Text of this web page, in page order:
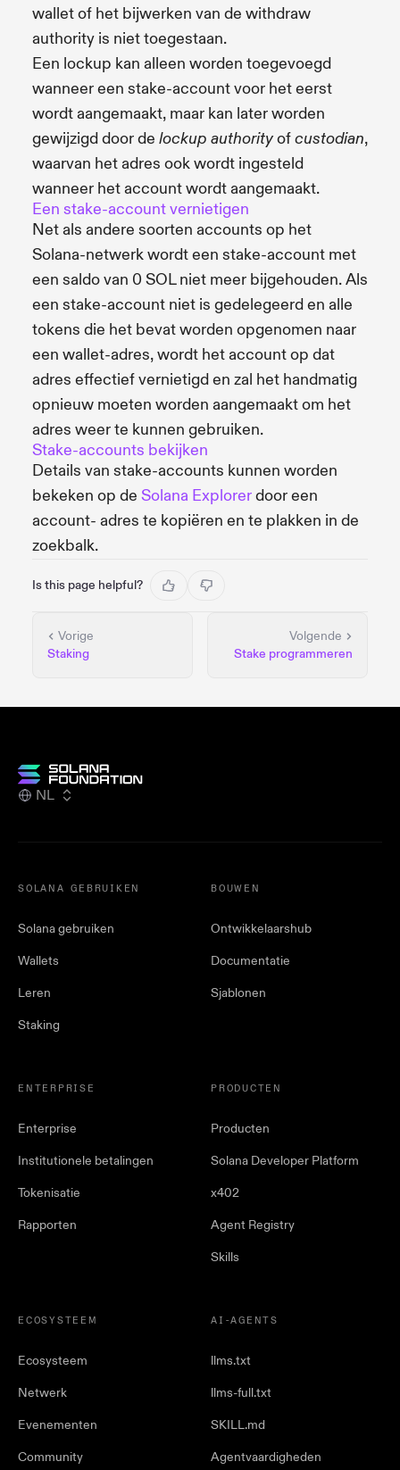
wallet of het bijwerken van de withdraw
authority is niet toegestaan.
Een lockup kan alleen worden toegevoegd
wanneer een stake-account voor het eerst
wordt aangemaakt, maar kan later worden
gewijzigd door de lockup authorityof custodian,
waarvan het adres ook wordt ingesteld
wanneer het account wordt aangemaakt.
Een stake-account vernietigen
Net als andere soorten accounts op het
Solana-netwerk wordt een stake-account met
een saldo van 0 SOL niet meer bijgehouden. Als
een stake-account niet is gedelegeerd en alle
tokens die het bevat worden opgenomen naar
een wallet-adres, wordt het account op dat
adres effectief vernietigd en zal het handmatig
opnieuw moeten worden aangemaakt om het
adres weer te kunnen gebruiken.
Stake-accounts bekijken
Details van stake-accounts kunnen worden
bekeken op de Solana Explorerdoor een
account- adres te kopiëren en te plakken in de
zoekbalk.
Is this page helpful?
Vorige
Staking
Volgende
Stake programmeren
NL
SOLANA GEBRUIKEN
Solana gebruiken
Wallets
Leren
Staking
BOUWEN
Ontwikkelaarshub
Documentatie
Sjablonen
ENTERPRISE
Enterprise
Institutionele betalingen
Tokenisatie
Rapporten
PRODUCTEN
Producten
Solana Developer Platform
x402
Agent Registry
Skills
ECOSYSTEEM
Ecosysteem
Netwerk
Evenementen
Community
AI-AGENTS
llms.txt
llms-full.txt
SKILL.md
Agentvaardigheden